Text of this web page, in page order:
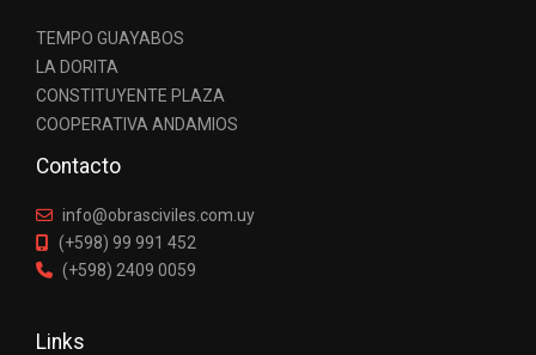
TEMPO GUAYABOS
LA DORITA
CONSTITUYENTE PLAZA
COOPERATIVA ANDAMIOS
Contacto
info@obrasciviles.com.uy
(+598) 99 991 452
(+598) 2409 0059
Links